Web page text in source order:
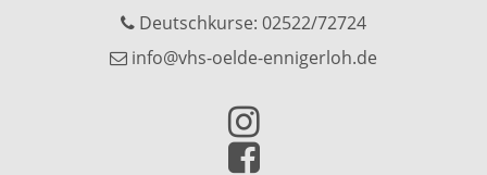
Deutschkurse: 02522/72724
info@vhs-oelde-ennigerloh.de